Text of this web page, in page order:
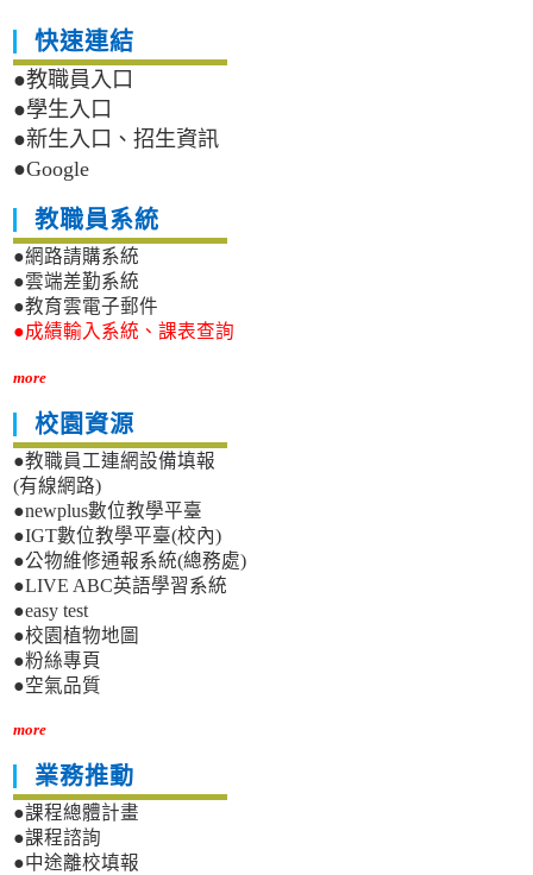
快速連結
●教職員入口
●學生入口
●新生入口、招生資訊
●Google
教職員系統
●網路請購系統
●雲端差勤系統
●教育雲電子郵件
●成績輸入系統、課表查詢
more
校園資源
●教職員工連網設備填報
(有線網路)
●newplus數位教學平臺
●IGT數位教學平臺(校內)
●公物維修通報系統(總務處)
●LIVE ABC英語學習系統
●easy test
●校園植物地圖
●粉絲專頁
●空氣品質
more
業務推動
●課程總體計畫
●課程諮詢
●中途離校填報